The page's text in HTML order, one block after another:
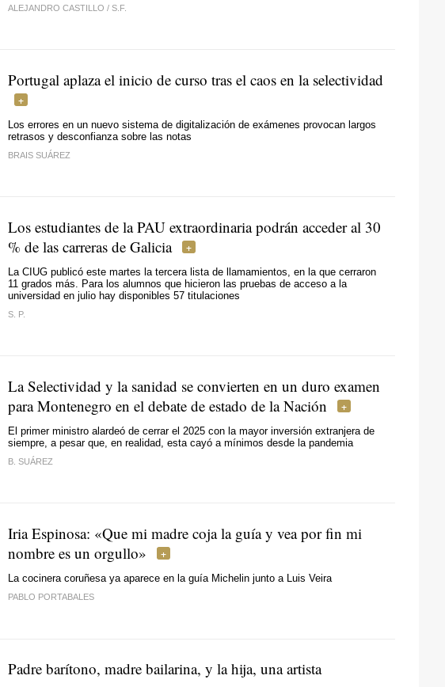
ALEJANDRO CASTILLO / S.F.
Portugal aplaza el inicio de curso tras el caos en la selectividad
Los errores en un nuevo sistema de digitalización de exámenes provocan largos
retrasos y desconfianza sobre las notas
BRAIS SUÁREZ
Los estudiantes de la PAU extraordinaria podrán acceder al 30
% de las carreras de Galicia
La CIUG publicó este martes la tercera lista de llamamientos, en la que cerraron
11 grados más. Para los alumnos que hicieron las pruebas de acceso a la
universidad en julio hay disponibles 57 titulaciones
S. P.
La Selectividad y la sanidad se convierten en un duro examen
para Montenegro en el debate de estado de la Nación
El primer ministro alardeó de cerrar el 2025 con la mayor inversión extranjera de
siempre, a pesar que, en realidad, esta cayó a mínimos desde la pandemia
B. SUÁREZ
Iria Espinosa: «Que mi madre coja la guía y vea por fin mi
nombre es un orgullo»
La cocinera coruñesa ya aparece en la guía Michelin junto a Luis Veira
PABLO PORTABALES
Padre barítono, madre bailarina, y la hija, una artista